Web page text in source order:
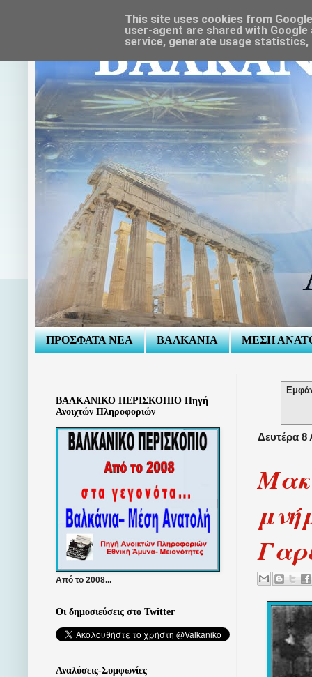
ΠΡΟΣΦΑΤΑ ΝΕΑ ΒΑΛΚΑΝΙΑ ΜΕΣΗ
Δευτέρα 8
ΒΑΛΚΑΝΙΚΟ ΠΕΡΙΣΚΟΠΙΟ Πηγή
Ανοιχτών Πληροφοριών
Από το 2008...
Οι δημοσιεύσεις στο Twitter
Αναλύσεις-Συμφωνίες
This site uses cookies from
user-agent are shared with
service, generate usage statistics,